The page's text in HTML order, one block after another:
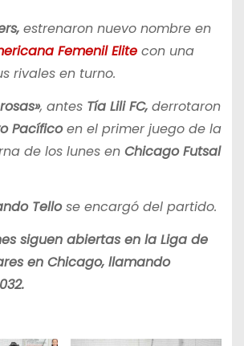
estrenaron nuevo nombre en
Femenil Elitecon una
rivales en turno.
, antes Tía Lili FC,derrotaron
Pacíficoen el primer juego de la
de los lunes enChicago Futsal
Tellose encargó del partido.
siguen abiertas en la Liga de
en Chicago, llamando